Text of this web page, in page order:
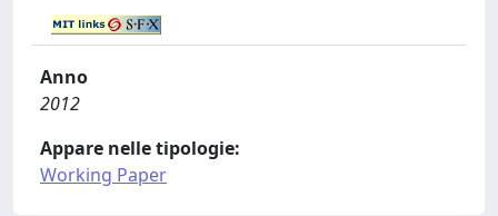
Anno
2012
Appare nelle tipologie:
Working Paper